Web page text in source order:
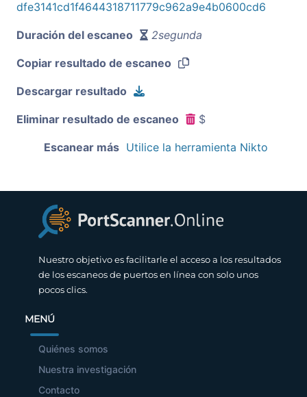
dfe3141cd1f4644318711779c962a9e4b0600cd6
Duración del escaneo 2segunda
Copiar resultado de escaneo
Descargar resultado
Eliminar resultado de escaneo $
Escanear más Utilice la herramienta Nikto
Nuestro objetivo es facilitarle el acceso a los resultados
de los escaneos de puertos en línea con solo unos
pocos clics.
MENÚ
Quiénes somos
Nuestra investigación
Contacto